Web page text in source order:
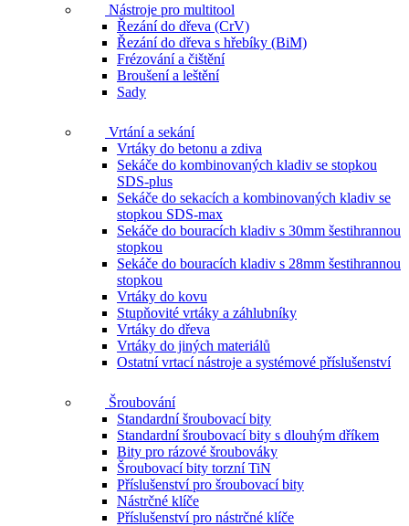
Nástroje pro multitool
Řezání do dřeva (CrV)
Řezání do dřeva s hřebíky (BiM)
Frézování a čištění
Broušení a leštění
Sady
Vrtání a sekání
Vrtáky do betonu a zdiva
Sekáče do kombinovaných kladiv se stopkou
SDS-plus
Sekáče do sekacích a kombinovaných kladiv se
stopkou SDS-max
Sekáče do bouracích kladiv s 30mm šestihrannou
stopkou
Sekáče do bouracích kladiv s 28mm šestihrannou
stopkou
Vrtáky do kovu
Stupňovité vrtáky a záhlubníky
Vrtáky do dřeva
Vrtáky do jiných materiálů
Ostatní vrtací nástroje a systémové příslušenství
Šroubování
Standardní šroubovací bity
Standardní šroubovací bity s dlouhým dříkem
Bity pro rázové šroubováky
Šroubovací bity torzní TiN
Příslušenství pro šroubovací bity
Nástrčné klíče
Příslušenství pro nástrčné klíče